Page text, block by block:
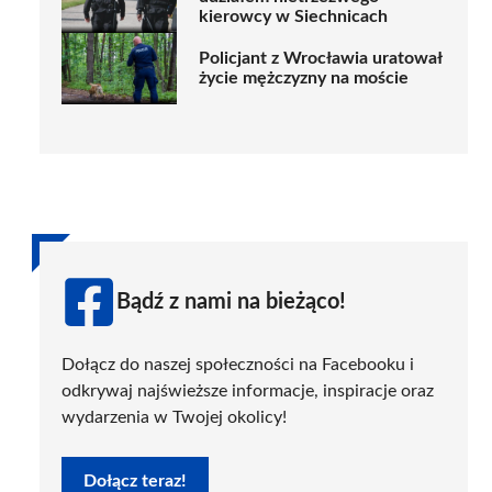
kierowcy w Siechnicach
Policjant z Wrocławia uratował
życie mężczyzny na moście
Bądź z nami na bieżąco!
Dołącz do naszej społeczności na Facebooku i
odkrywaj najświeższe informacje, inspiracje oraz
wydarzenia w Twojej okolicy!
Dołącz teraz!